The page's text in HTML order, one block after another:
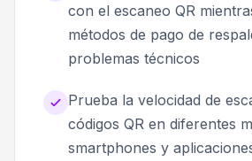
con el escaneo QR
métodos de pago de
problemas técnicos
Prueba la velocidad de
códigos QR en diferentes
smartphones y